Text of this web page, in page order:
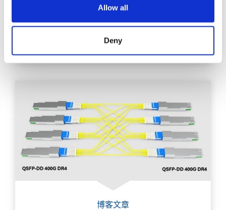
Allow all
Deny
性和规模方面的发展。
博客文章